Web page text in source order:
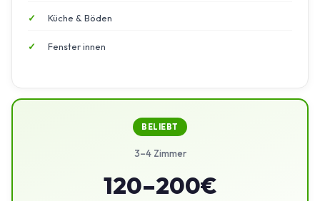
Küche & Böden
Fenster innen
BELIEBT
3–4 Zimmer
120–200€